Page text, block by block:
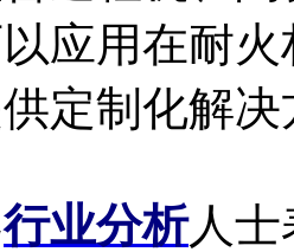
应用在耐
定制化解决
行业分析人士